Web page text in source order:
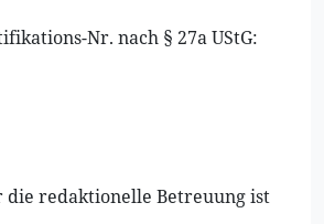
Nr. nach § 27a UStG:
redaktionelle Betreuung ist